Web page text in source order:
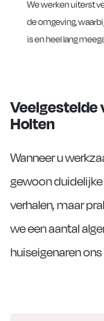
We werken uiterst
de omgeving,
is en heel lang
Veelgestelde
Holten
Wanneer u
gewoon
verhalen, maar
we een aantal
huiseigenaren